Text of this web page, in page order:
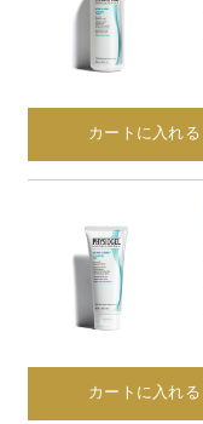
カートに入れる
カートに入れる